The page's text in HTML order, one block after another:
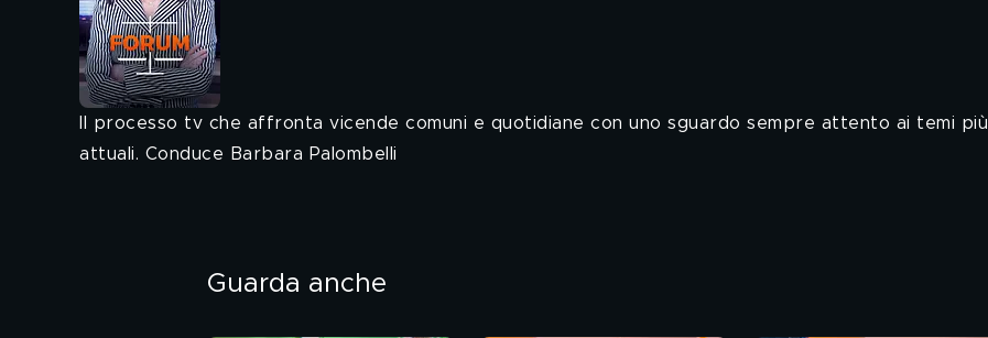
Il processo tv che affronta vicende comuni e quotidiane con uno sguardo sempre attento ai temi più
attuali. Conduce Barbara Palombelli
Guarda anche